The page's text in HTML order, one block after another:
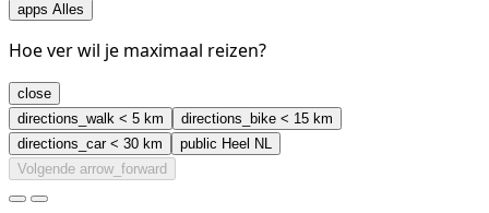
apps Alles
Hoe ver wil je maximaal reizen?
close
directions_walk < 5 km directions_bike < 15 km
directions_car< 30 km public Heel NL
Volgende arrow_forward